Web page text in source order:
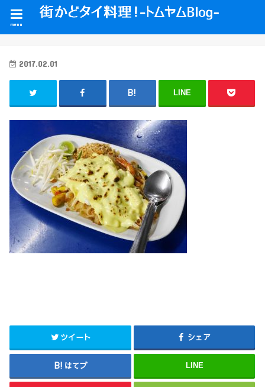
menu
2017.02.01
LINE
ツイート シェア
はてブ LINE